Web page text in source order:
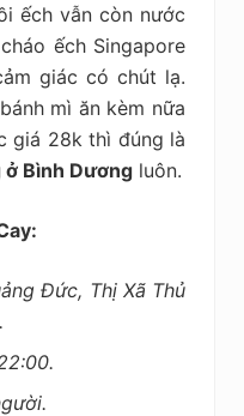
ếch vẫn còn nước
ếch Singapore
giác có chút lạ.
mì ăn kèm nữa
giá 28k thì đúng là
ở Bình Dương luôn.
Đức, Thị Xã Thủ